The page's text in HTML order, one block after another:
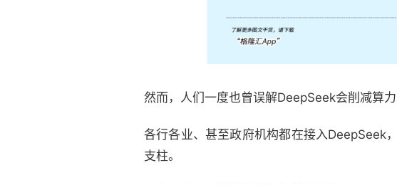
然而，人们一度也曾误解DeepSeek会削减算力
各行各业、甚至政府机构都在接入DeepSeek
支柱。